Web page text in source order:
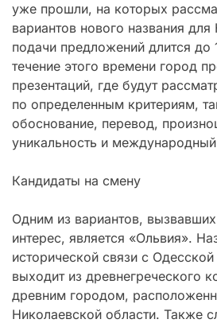
уже прошли, на которых
вариантов нового названия
подачи предложений длится до
течение этого времени город
презентаций, где будут
по определенным критериям,
обоснование, перевод,
уникальность и международный
Кандидаты на смену
Одним из вариантов,
интерес, является «Ольвия».
исторической связи с
выходит из древнегреческого
древним городом,
Николаевской области. Также